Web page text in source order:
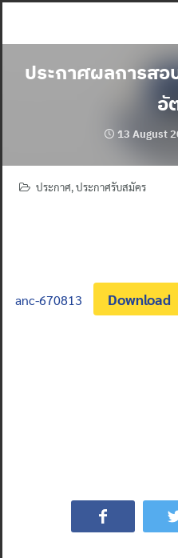
ประกาศผลการสอ
อั
13 August
ประกาศ,ประกาศรับสมัคร
anc-670813 Download